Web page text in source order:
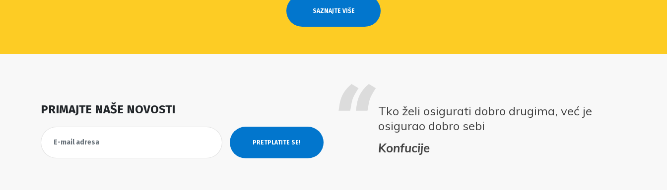
SAZNAJTE VIŠE
PRIMAJTE NAŠE NOVOSTI
Tko želi osigurati dobro drugima, već je
osigurao dobro sebi
Konfucije